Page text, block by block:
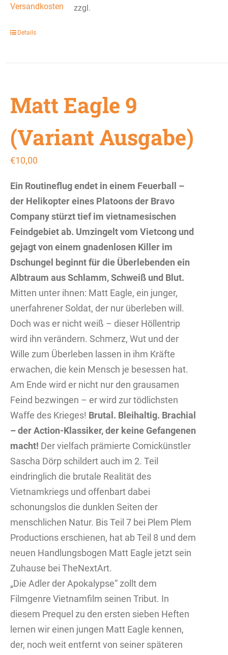
zzgl.
Versandkosten
Details
Matt Eagle 9
(Variant Ausgabe)
€10,00
Ein Routineflug endet in einem Feuerball –
der Helikopter eines Platoons der Bravo
Company stürzt tief im vietnamesischen
Feindgebiet ab. Umzingelt vom Vietcong und
gejagt von einem gnadenlosen Killer im
Dschungel beginnt für die Überlebenden ein
Albtraum aus Schlamm, Schweiß und Blut.
Mitten unter ihnen: Matt Eagle, ein junger,
unerfahrener Soldat, der nur überleben will.
Doch was er nicht weiß – dieser Höllentrip
wird ihn verändern. Schmerz, Wut und der
Wille zum Überleben lassen in ihm Kräfte
erwachen, die kein Mensch je besessen hat.
Am Ende wird er nicht nur den grausamen
Feind bezwingen – er wird zur tödlichsten
Waffe des Krieges! Brutal. Bleihaltig. Brachial
– der Action-Klassiker, der keine Gefangenen
macht! Der vielfach prämierte Comickünstler
Sascha Dörp schildert auch im 2. Teil
eindringlich die brutale Realität des
Vietnamkriegs und offenbart dabei
schonungslos die dunklen Seiten der
menschlichen Natur. Bis Teil 7 bei Plem Plem
Productions erschienen, hat ab Teil 8 und dem
neuen Handlungsbogen Matt Eagle jetzt sein
Zuhause bei TheNextArt.
„Die Adler der Apokalypse“ zollt dem
Filmgenre Vietnamfilm seinen Tribut. In
diesem Prequel zu den ersten sieben Heften
lernen wir einen jungen Matt Eagle kennen,
der, noch weit entfernt von seiner späteren